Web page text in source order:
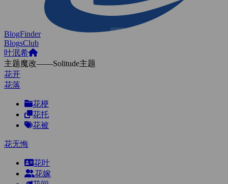
BlogFinder
BlogsClub
叶泯希
主题魔改——Solitude主题
花开
花落
花梗
花托
花被
花无悔
花叶
花嫁